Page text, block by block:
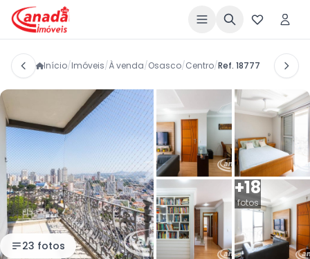
Início/Imóveis/À venda/Osasco/Centro/Ref. 18777
+18
fotos
23 fotos